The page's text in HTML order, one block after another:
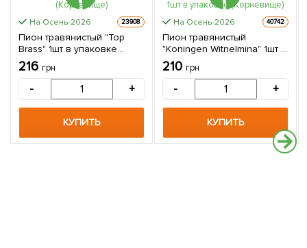
На Осень-2026 23908
Пион травянистый "Top
Brass" 1шт в упаковке
(Корневище)
216 грн
- +
КУПИТЬ
На Осень-2026 40742
Пион травянистый
"Koningen Witnelmina" 1шт в
упаковке (Корневище)
210 грн
- +
КУПИТЬ